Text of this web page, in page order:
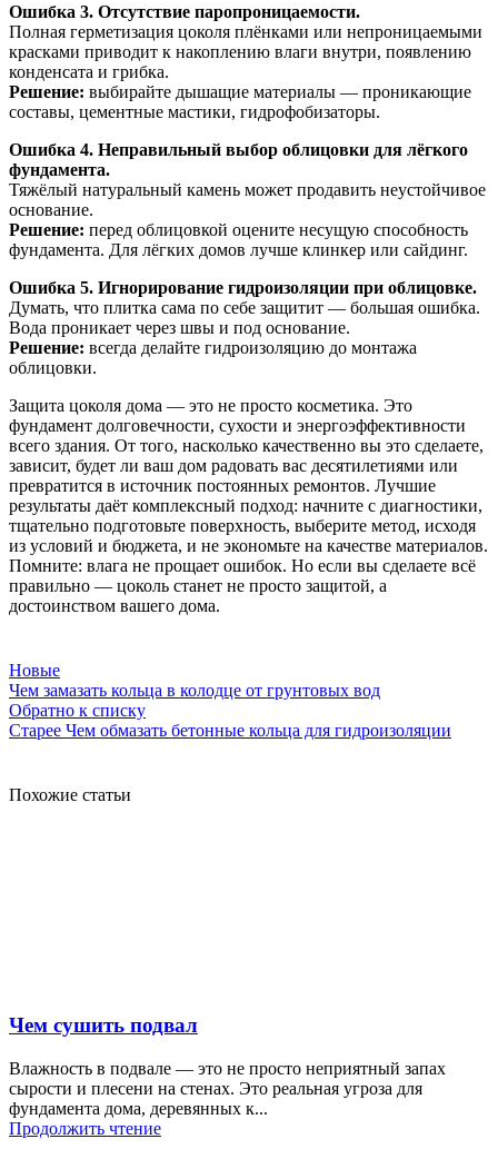
Ошибка 3. Отсутствие паропроницаемости.
Полная герметизация цоколя плёнками или непроницаемыми
красками приводит к накоплению влаги внутри, появлению
конденсата и грибка.
Решение: выбирайте дышащие материалы — проникающие
составы, цементные мастики, гидрофобизаторы.
Ошибка 4. Неправильный выбор облицовки для лёгкого
фундамента.
Тяжёлый натуральный камень может продавить неустойчивое
основание.
Решение: перед облицовкой оцените несущую способность
фундамента. Для лёгких домов лучше клинкер или сайдинг.
Ошибка 5. Игнорирование гидроизоляции при облицовке.
Думать, что плитка сама по себе защитит — большая ошибка.
Вода проникает через швы и под основание.
Решение: всегда делайте гидроизоляцию до монтажа
облицовки.
Защита цоколя дома — это не просто косметика. Это
фундамент долговечности, сухости и энергоэффективности
всего здания. От того, насколько качественно вы это сделаете,
зависит, будет ли ваш дом радовать вас десятилетиями или
превратится в источник постоянных ремонтов. Лучшие
результаты даёт комплексный подход: начните с диагностики,
тщательно подготовьте поверхность, выберите метод, исходя
из условий и бюджета, и не экономьте на качестве материалов.
Помните: влага не прощает ошибок. Но если вы сделаете всё
правильно — цоколь станет не просто защитой, а
достоинством вашего дома.
Новые
Чем замазать кольца в колодце от грунтовых вод
Обратно к списку
Старее Чем обмазать бетонные кольца для гидроизоляции
Похожие статьи
Чем сушить подвал
Влажность в подвале — это не просто неприятный запах
сырости и плесени на стенах. Это реальная угроза для
фундамента дома, деревянных к...
Продолжить чтение